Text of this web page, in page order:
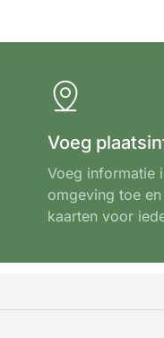
Voeg
Voeg informatie
omgeving toe
kaarten voor